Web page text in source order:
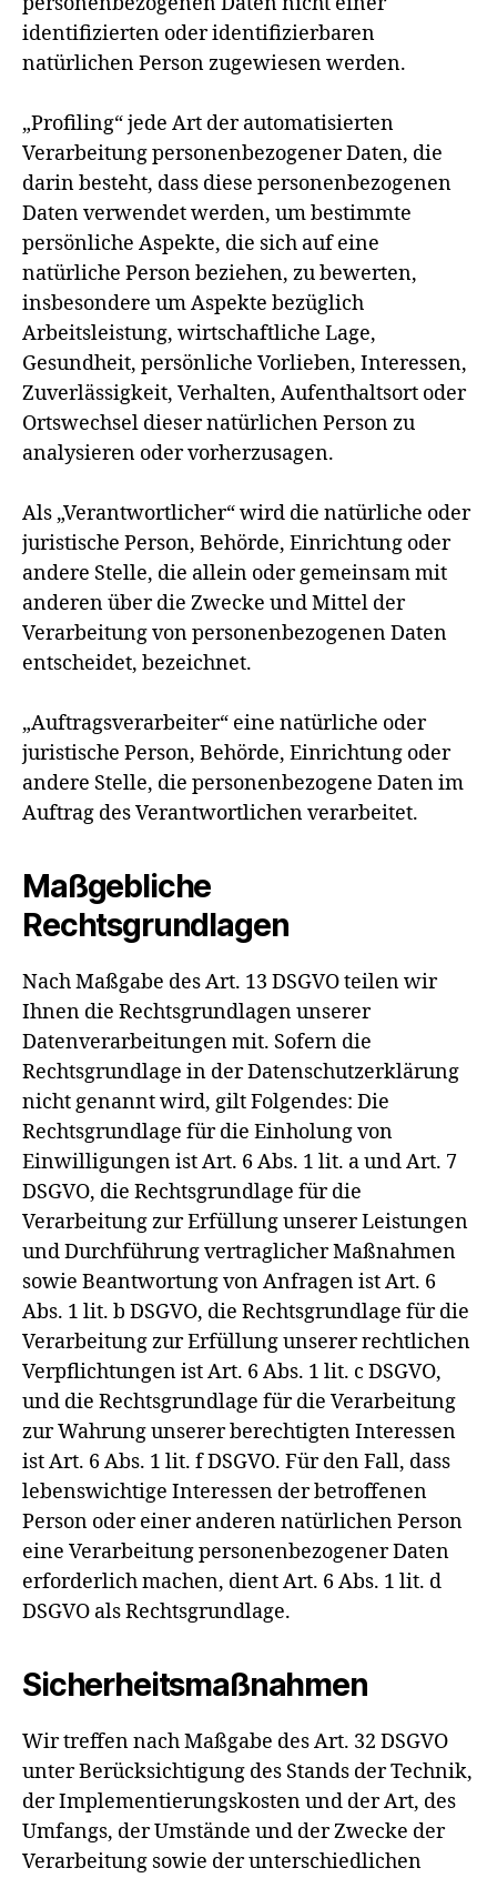
identifizierten oder identifizierbaren
natürlichen Person zugewiesen werden.
„Profiling“ jede Art der automatisierten
Verarbeitung personenbezogener Daten, die
darin besteht, dass diese personenbezogenen
Daten verwendet werden, um bestimmte
persönliche Aspekte, die sich auf eine
natürliche Person beziehen, zu bewerten,
insbesondere um Aspekte bezüglich
Arbeitsleistung, wirtschaftliche Lage,
Gesundheit, persönliche Vorlieben, Interessen,
Zuverlässigkeit, Verhalten, Aufenthaltsort oder
Ortswechsel dieser natürlichen Person zu
analysieren oder vorherzusagen.
Als „Verantwortlicher“ wird die natürliche oder
juristische Person, Behörde, Einrichtung oder
andere Stelle, die allein oder gemeinsam mit
anderen über die Zwecke und Mittel der
Verarbeitung von personenbezogenen Daten
entscheidet, bezeichnet.
„Auftragsverarbeiter“ eine natürliche oder
juristische Person, Behörde, Einrichtung oder
andere Stelle, die personenbezogene Daten im
Auftrag des Verantwortlichen verarbeitet.
Maßgebliche
Rechtsgrundlagen
Nach Maßgabe des Art. 13 DSGVO teilen wir
Ihnen die Rechtsgrundlagen unserer
Datenverarbeitungen mit. Sofern die
Rechtsgrundlage in der Datenschutzerklärung
nicht genannt wird, gilt Folgendes: Die
Rechtsgrundlage für die Einholung von
Einwilligungen ist Art. 6 Abs. 1 lit. a und Art. 7
DSGVO, die Rechtsgrundlage für die
Verarbeitung zur Erfüllung unserer Leistungen
und Durchführung vertraglicher Maßnahmen
sowie Beantwortung von Anfragen ist Art. 6
Abs. 1 lit. b DSGVO, die Rechtsgrundlage für die
Verarbeitung zur Erfüllung unserer rechtlichen
Verpflichtungen ist Art. 6 Abs. 1 lit. c DSGVO,
und die Rechtsgrundlage für die Verarbeitung
zur Wahrung unserer berechtigten Interessen
ist Art. 6 Abs. 1 lit. f DSGVO. Für den Fall, dass
lebenswichtige Interessen der betroffenen
Person oder einer anderen natürlichen Person
eine Verarbeitung personenbezogener Daten
erforderlich machen, dient Art. 6 Abs. 1 lit. d
DSGVO als Rechtsgrundlage.
Sicherheitsmaßnahmen
Wir treffen nach Maßgabe des Art. 32 DSGVO
unter Berücksichtigung des Stands der Technik,
der Implementierungskosten und der Art, des
Umfangs, der Umstände und der Zwecke der
Verarbeitung sowie der unterschiedlichen